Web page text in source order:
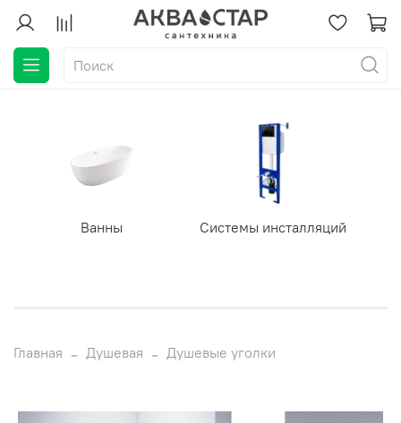
Ванны Системы инсталляций
Главная Душевая Душевые уголки